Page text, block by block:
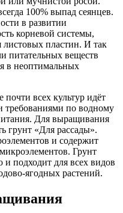
100% выпад сеянцев.
в развитии
корневой системы,
листовых пластин. И так
питательных веществ
в неоптимальных
почти всех культур идёт
по водному
Для выращивания
грунт «Для рассады».
и содержит
Грунт
подходит для всех видов
ягодных растений.